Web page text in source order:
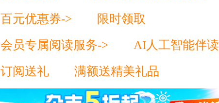
百元优惠券->
限时领取
会员专属阅读服务->
AI人工智能伴读
订阅送礼
满额送精美礼品